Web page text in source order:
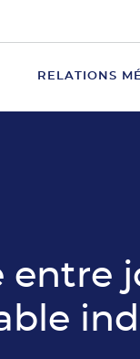
RELATIONS
entre